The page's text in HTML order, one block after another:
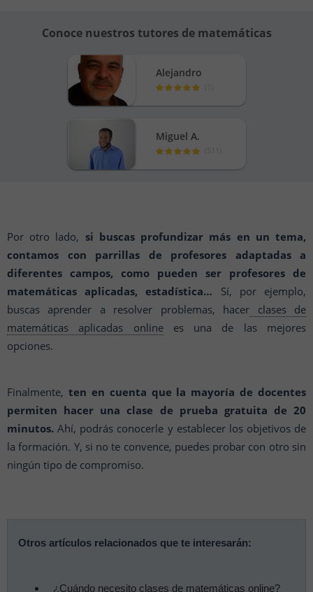
Conoce nuestros tutores de matemáticas
Alejandro
Miguel A.
Por otro lado, si buscas profundizar más en un tema,
contamos con parrillas de profesores adaptadas a
diferentes campos, como pueden ser profesores de
matemáticas aplicadas, estadística… Sí, por ejemplo,
buscas aprender a resolver problemas, hacer clases de
matemáticas aplicadas onlinees una de las mejores
opciones.
Finalmente, ten en cuenta que la mayoría de docentes
permiten hacer una clase de prueba gratuita de 20
minutos. Ahí, podrás conocerle y establecer los objetivos de
la formación. Y, si no te convence, puedes probar con otro sin
ningún tipo de compromiso.
Otros artículos relacionados que te interesarán:
¿Cuándo necesito clases de matemáticas online?